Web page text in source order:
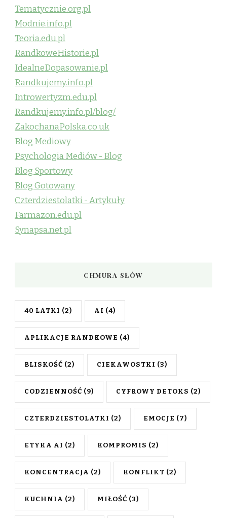
Tematycznie.org.pl
Modnie.info.pl
Teoria.edu.pl
RandkoweHistorie.pl
IdealneDopasowanie.pl
Randkujemy.info.pl
Introwertyzm.edu.pl
Randkujemy.info.pl/blog/
ZakochanaPolska.co.uk
Blog Mediowy
Psychologia Mediów - Blog
Blog Sportowy
Blog Gotowany
Czterdziestolatki - Artykuły
Farmazon.edu.pl
Synapsa.net.pl
CHMURA SŁÓW
40 LATKI (2) AI (4)
APLIKACJE RANDKOWE (4)
BLISKOŚĆ (2) CIEKAWOSTKI (3)
CODZIENNOŚĆ (9) CYFROWY DETOKS (2)
CZTERDZIESTOLATKI (2) EMOCJE (7)
ETYKA AI (2) KOMPROMIS (2)
KONCENTRACJA (2) KONFLIKT (2)
KUCHNIA (2) MIŁOŚĆ (3)